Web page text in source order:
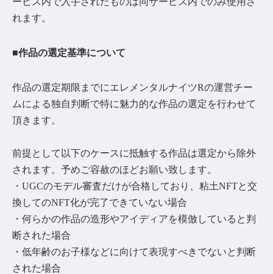
れます。
■作品の選定基準について
作品の選定期限までにエレメンタルナイツRの運営チー
ムによる独自判断で特に魅力的な作品の選定を行わせて
頂きます。
前提として以下のケースに抵触する作品は選定から除外
されます。予めご容赦のほどお願い致します。
・UGCのモデル審査だけが合格しており、粘土NFTと交
換してのNFT化が完了できていない場合
・何らかの作品の造形やアイディアを模倣していると判
断された場合
・低年齢のお子様などに向けて表現すべきでないと判断
された場合